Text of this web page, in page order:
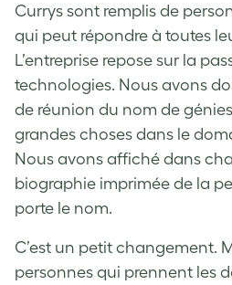
Currys sont remplis de
qui peut répondre à toutes
L’entreprise repose sur la
technologies. Nous avons
de réunion du nom de
grandes choses dans le
Nous avons affiché dans
biographie imprimée de la
porte le nom.
C’est un petit changement.
personnes qui prennent les